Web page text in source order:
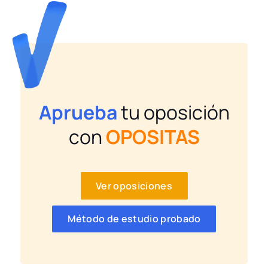
Apruebatu oposición
con OPOSITAS
Ver oposiciones
Método de estudio probado